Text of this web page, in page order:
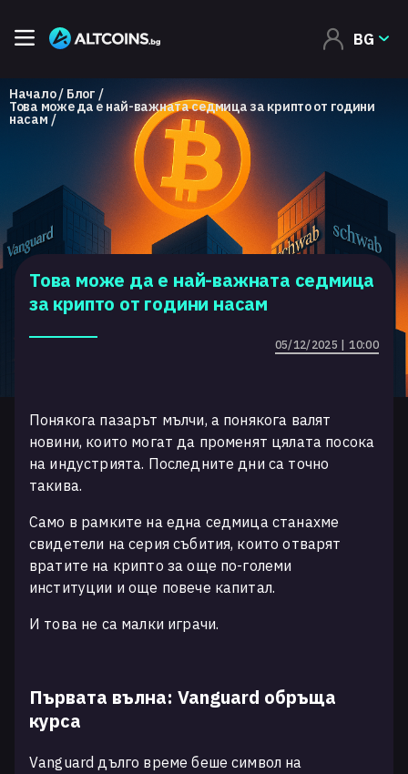
BG
Начало Блог
Това може да е най-важната седмица за крипто от години
насам
Това може да е най-важната седмица
за крипто от години насам
05/12/2025 | 10:00
Понякога пазарът мълчи, а понякога валят
новини, които могат да променят цялата посока
на индустрията. Последните дни са точно
такива.
Само в рамките на една седмица станахме
свидетели на серия събития, които отварят
вратите на крипто за още по-големи
институции и още повече капитал.
И това не са малки играчи.
Първата вълна: Vanguard обръща
курса
Vanguard дълго време беше символ на